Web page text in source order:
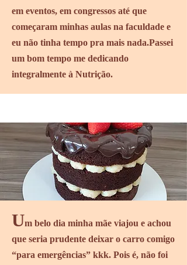
em eventos, em congressos até que
começaram minhas aulas na faculdade e
eu não tinha tempo pra mais nada.Passei
um bom tempo me dedicando
integralmente à Nutrição.
Um belo dia minha mãe viajou e achou
que seria prudente deixar o carro comigo
“para emergências” kkk. Pois é, não foi